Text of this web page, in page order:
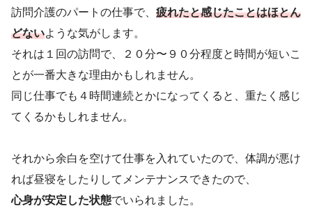
訪問介護のパートの仕事で、 疲れたと感じたことはほとん
どないような気がします。
それは１回の訪問で、２０分〜９０分程度と時間が短いこ
とが一番大きな理由かもしれません。
同じ仕事でも４時間連続とかになってくると、重たく感じ
てくるかもしれません。
それから余白を空けて仕事を入れていたので、体調が悪け
れば昼寝をしたりしてメンテナンスできたので、
心身が安定した状態でいられました。